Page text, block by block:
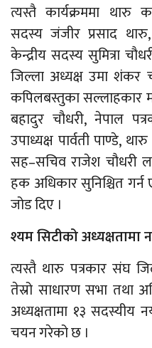
त्यस्तै कार्यक्रममा थारु
सदस्य जंजीर प्रसाद
केन्द्रीय सदस्य सुमित्रा
जिल्ला अध्यक्ष उमा शंकर
कपिलबस्तुका सल्लाहकार
बहादुर चौधरी, नेपाल
उपाध्यक्ष पार्वती पाण्डे,
सह–सचिव राजेश चौधरी
हक अधिकार सुनिश्चित
जोड दिए ।
श्यम सिटीको अध्यक्षतामा
त्यस्तै थारु पत्रकार संघ
तेस्रो साधारण सभा तथा
अध्यक्षतामा १३ सदस्यीय
चयन गरेको छ ।